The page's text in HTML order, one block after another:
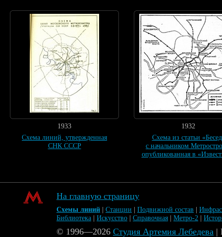
1933
Схема линий, утвержденная
СНК СССР
1932
Схема из статьи
с начальником
опубликованная в
На главную страницу
Схемы линий Станции Подвижной состав
Библиотека
Искусство Справочная Метро-2
© 1996—2026 Студия Артемия Лебедева |